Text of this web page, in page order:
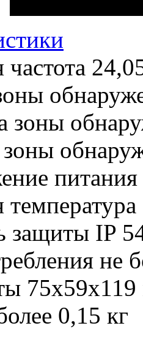
частота
питания
температура
защиты IP
не
0,15 кг